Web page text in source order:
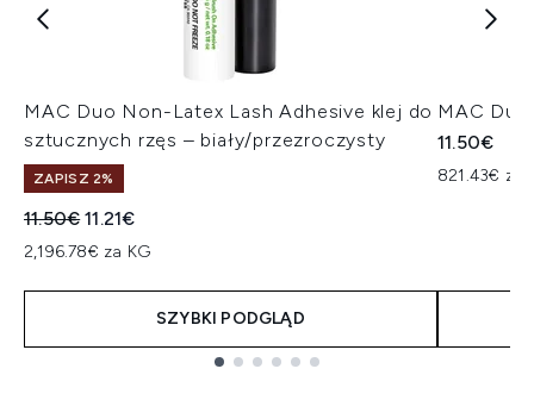
MAC Duo Non-Latex Lash Adhesive klej do
sztucznych rzęs – biały/przezroczysty
ZAPISZ 2%
Sugerowana cena detaliczna:
11.50€Aktualna cena:
11.21€
2,196.78€ za KG
SZYBKI PODGLĄD
MAC
11.50€
821.43€ za